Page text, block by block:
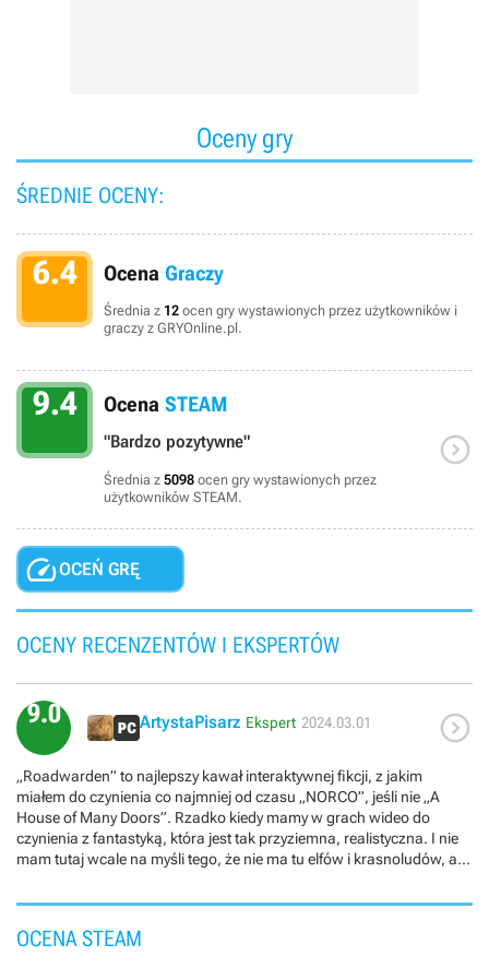
Oceny gry
ŚREDNIE OCENY:
6.4 Ocena Graczy
Średnia z 12 ocen gry wystawionych przez użytkowników i
graczy z GRYOnline.pl.
9.4 Ocena STEAM
"Bardzo pozytywne"
Średnia z 5098 ocen gry wystawionych przez
użytkowników STEAM.

OCEŃ GRĘ
OCENY RECENZENTÓW I EKSPERTÓW
9.0 ArtystaPisarz Ekspert 2024.03.01 
„Roadwarden” to najlepszy kawał interaktywnej fikcji, z jakim
miałem do czynienia co najmniej od czasu „NORCO”, jeśli nie „A
House of Many Doors”. Rzadko kiedy mamy w grach wideo do
czynienia z fantastyką, która jest tak przyziemna, realistyczna. I nie
mam tutaj wcale na myśli tego, że nie ma tu elfów i krasnoludów, a
raczej o to, że gramy tu kimś, kto jest tylko człowiekiem – owszem,
wieśniak, ale dalej tylko zwykłą, kruchą istotą, która w walce nawet
OCENA STEAM